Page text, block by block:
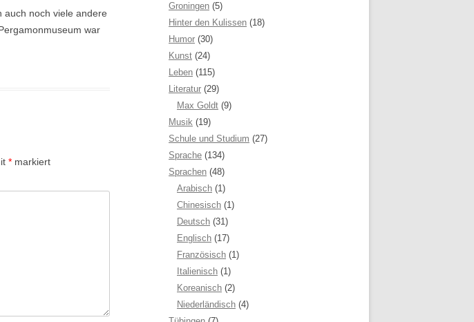
auch noch viele andere
war
* markiert
Groningen (5)
Hinter den Kulissen (18)
Humor (30)
Kunst (24)
Leben (115)
Literatur (29)
Max Goldt (9)
Musik (19)
Schule und Studium (27)
Sprache (134)
Sprachen (48)
Arabisch (1)
Chinesisch (1)
Deutsch (31)
Englisch (17)
Französisch (1)
Italienisch (1)
Koreanisch (2)
Niederländisch (4)